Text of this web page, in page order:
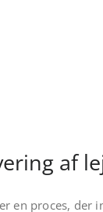
af
en proces, der